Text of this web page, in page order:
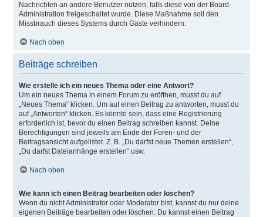
Nachrichten an andere Benutzer nutzen, falls diese von der Board-
Administration freigeschaltet wurde. Diese Maßnahme soll den
Missbrauch dieses Systems durch Gäste verhindern.
Nach oben
Beiträge schreiben
Wie erstelle ich ein neues Thema oder eine Antwort?
Um ein neues Thema in einem Forum zu eröffnen, musst du auf
„Neues Thema“ klicken. Um auf einen Beitrag zu antworten, musst du
auf „Antworten“ klicken. Es könnte sein, dass eine Registrierung
erforderlich ist, bevor du einen Beitrag schreiben kannst. Deine
Berechtigungen sind jeweils am Ende der Foren- und der
Beitragsansicht aufgelistet. Z. B. „Du darfst neue Themen erstellen“,
„Du darfst Dateianhänge erstellen“ usw.
Nach oben
Wie kann ich einen Beitrag bearbeiten oder löschen?
Wenn du nicht Administrator oder Moderator bist, kannst du nur deine
eigenen Beiträge bearbeiten oder löschen. Du kannst einen Beitrag